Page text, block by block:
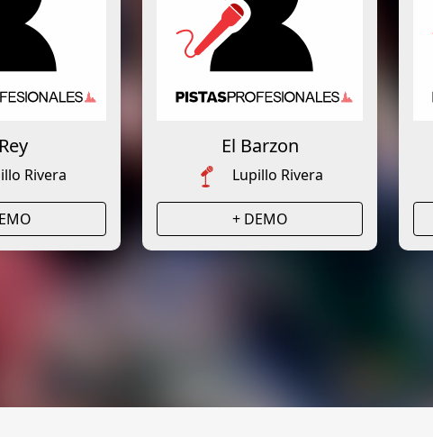
Rivera
El Barzon
Lupillo Rivera
+ DEMO